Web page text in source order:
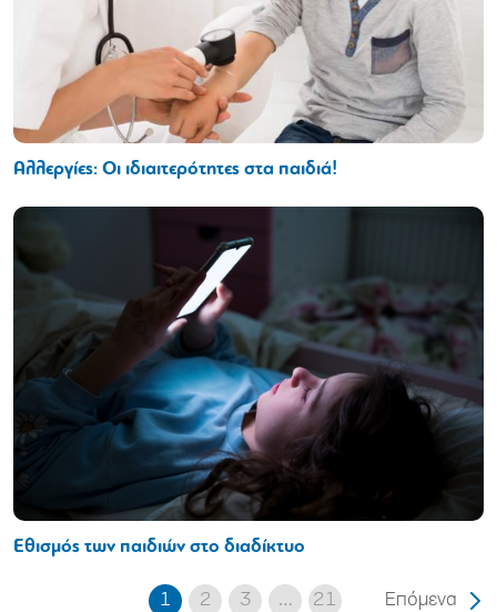
Αλλεργίες: Οι ιδιαιτερότητες στα παιδιά!
Εθισμός των παιδιών στο διαδίκτυο
1 2 3 … 21 Επόμενα